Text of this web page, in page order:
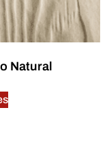
Natural